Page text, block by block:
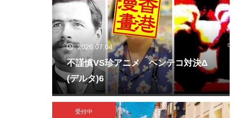
2026.07.04
不謹慎VS珍アニメ ヘンテコ対決Δ
(デルタ)6
受付中